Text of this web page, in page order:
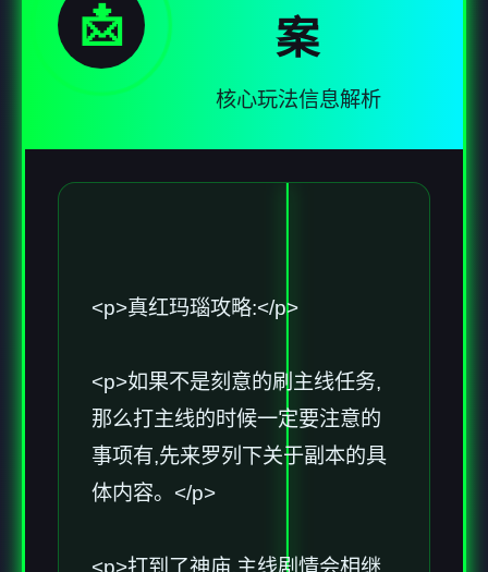
📩
案
核心玩法信息解析
<p>真红玛瑙攻略:</p>
<p>如果不是刻意的刷主线任务,
那么打主线的时候一定要注意的
事项有,先来罗列下关于副本的具
体内容。</p>
<p>打到了神庙,主线剧情会相继